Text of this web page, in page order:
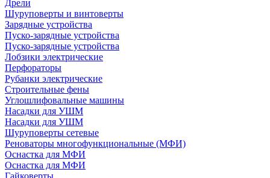
Дрели
Шуруповерты и винтоверты
Зарядные устройства
Пуско-зарядные устройства
Пуско-зарядные устройства
Лобзики электрические
Перфораторы
Рубанки электрические
Строительные фены
Углошлифовальные машины
Насадки для УШМ
Насадки для УШМ
Шуруповерты сетевые
Реноваторы многофункциональные (МФИ)
Оснастка для МФИ
Оснастка для МФИ
Гайковерты